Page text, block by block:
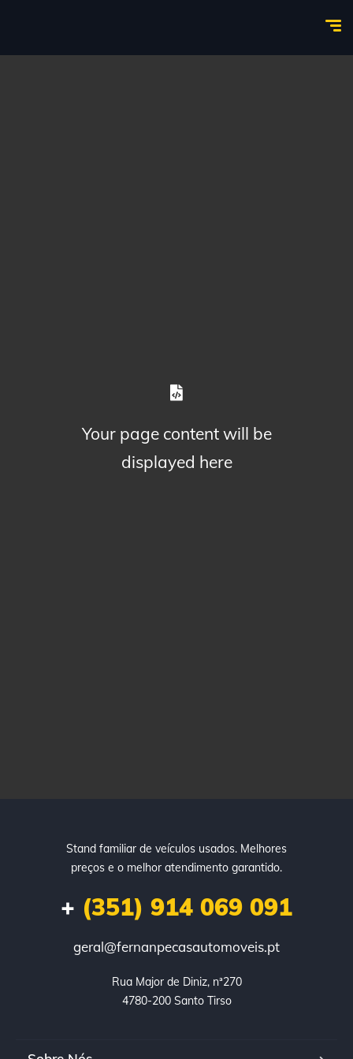
Your page content will be
displayed here
Stand familiar de veículos usados. Melhores
preços e o melhor atendimento garantido.
+ (351) 914 069 091
geral@fernanpecasautomoveis.pt
Rua Major de Diniz, nª270
4780-200 Santo Tirso